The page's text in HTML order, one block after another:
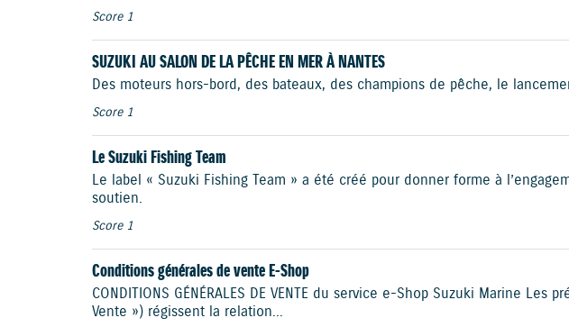
Score 1
SUZUKI AU SALON DE LA PÊCHE EN MER À NANTES
Des moteurs hors-bord, des bateaux, des champions de pêche, le
Score 1
Le Suzuki Fishing Team
Le label « Suzuki Fishing Team » a été créé pour donner forme à
soutien.
Score 1
Conditions générales de vente E-Shop
CONDITIONS GÉNÉRALES DE VENTE du service e-Shop Suzuki Marine
Vente ») régissent la relation...